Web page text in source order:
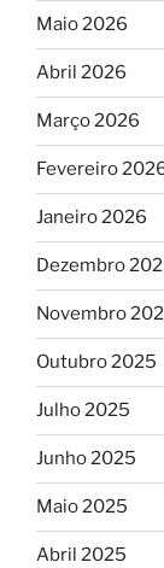
Maio 2026
Abril 2026
Março 2026
Fevereiro
Janeiro 2026
Dezembro
Novembro
Outubro 2025
Julho 2025
Junho 2025
Maio 2025
Abril 2025